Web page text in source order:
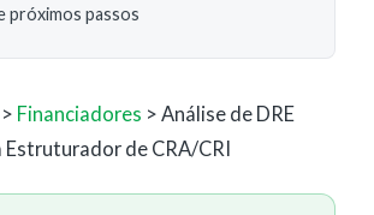
próximos passos
> Financiadores > Análise de DRE
de CRA/CRI